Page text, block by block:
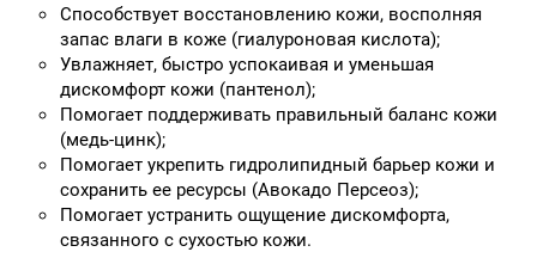
Способствует восстановлению кожи, восполняя
запас влаги в коже (гиалуроновая кислота);
Увлажняет, быстро успокаивая и уменьшая
дискомфорт кожи (пантенол);
Помогает поддерживать правильный баланс кожи
(медь-цинк);
Помогает укрепить гидролипидный барьер кожи и
сохранить ее ресурсы (Авокадо Персеоз);
Помогает устранить ощущение дискомфорта,
связанного с сухостью кожи.